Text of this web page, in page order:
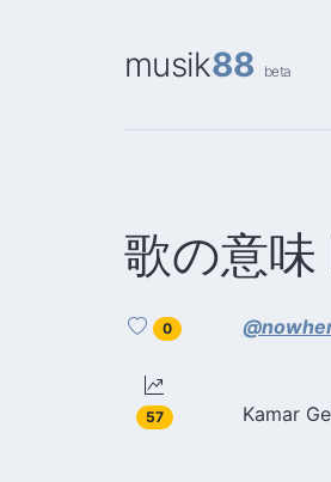
musik88 beta
歌の意
0
57 Kamar